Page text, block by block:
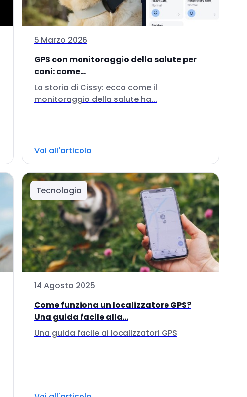
5 Marzo 2026
GPS con monitoraggio della salute per
cani: come...
La storia di Cissy: ecco come il
monitoraggio della salute ha...
Vai all'articolo
Tecnologia
14 Agosto 2025
Come funziona un localizzatore GPS?
Una guida facile alla...
Una guida facile ai localizzatori GPS